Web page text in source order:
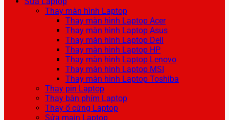
Thay màn hình Laptop
Thay màn hình Laptop Acer
Thay màn hình Laptop Asus
Thay màn hình Laptop Dell
Thay màn hình Laptop HP
Thay màn hình Laptop Lenovo
Thay màn hình Laptop MSI
Thay màn hình Laptop Toshiba
Thay pin Laptop
Thay bàn phím Laptop
Thay ổ cứng Laptop
Sửa main Laptop